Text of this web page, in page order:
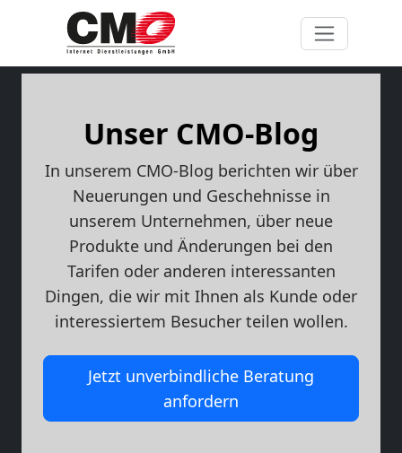
Unser CMO-Blog
In unserem CMO-Blog berichten wir über
Neuerungen und Geschehnisse in
unserem Unternehmen, über neue
Produkte und Änderungen bei den
Tarifen oder anderen interessanten
Dingen, die wir mit Ihnen als Kunde oder
interessiertem Besucher teilen wollen.
Jetzt unverbindliche Beratung
anfordern